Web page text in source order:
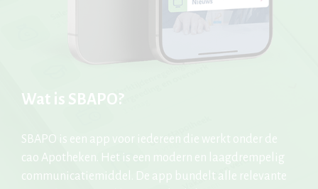
Wat is SBAPO?
SBAPO is een app voor iedereen die werkt onder de
cao Apotheken. Het is een modern en laagdrempelig
communicatiemiddel. De app bundelt alle relevante